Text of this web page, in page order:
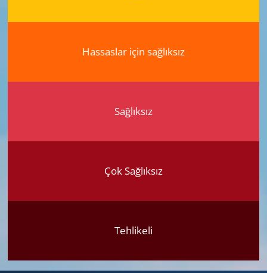
Hassaslar için sağlıksız
Sağlıksız
Çok Sağlıksız
Tehlikeli